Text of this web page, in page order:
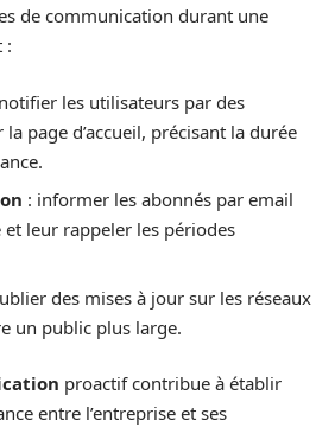
de communication durant une
:
les utilisateurs par des
page d’accueil, précisant la durée
: informer les abonnés par email
leur rappeler les périodes
des mises à jour sur les réseaux
un public plus large.
proactif contribue à établir
entre l’entreprise et ses